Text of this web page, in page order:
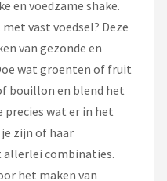
en voedzame shake.
vast voedsel? Deze
van gezonde en
wat groenten of fruit
bouillon en blend het
precies wat er in het
zijn of haar
allerlei combinaties.
het maken van